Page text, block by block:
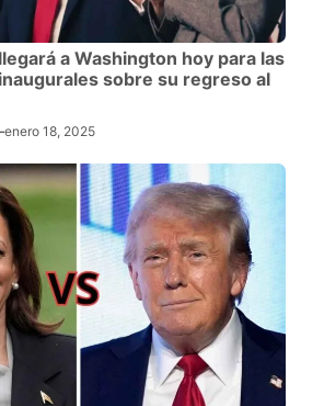
a Washington hoy para las
sobre su regreso al
enero 18, 2025